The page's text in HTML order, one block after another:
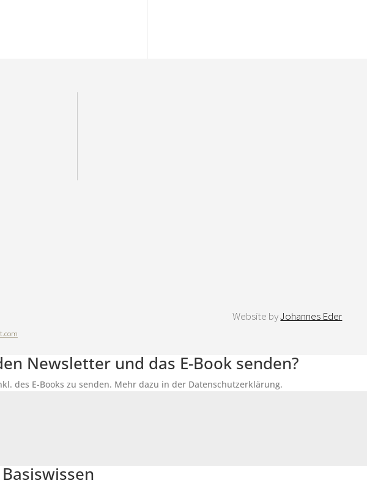
Website byJohannes Eder
Newsletter und das E-Book senden?
des E-Books zu senden. Mehr dazu in der Datenschutzerklärung.